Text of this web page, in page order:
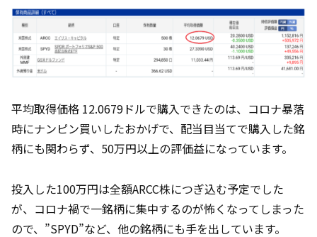
平均取得価格 12.0679ドルで購入できたのは、コロナ暴落
時にナンピン買いしたおかげで、配当目当てで購入した銘
柄にも関わらず、50万円以上の評価益になっています。
投入した100万円は全額ARCC株につぎ込む予定でした
が、コロナ禍で一銘柄に集中するのが怖くなってしまった
ので、”SPYD”など、他の銘柄にも手を出しています。